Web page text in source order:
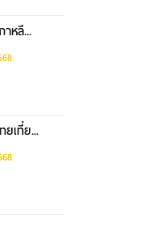
าหลี...
ยเที่ย...